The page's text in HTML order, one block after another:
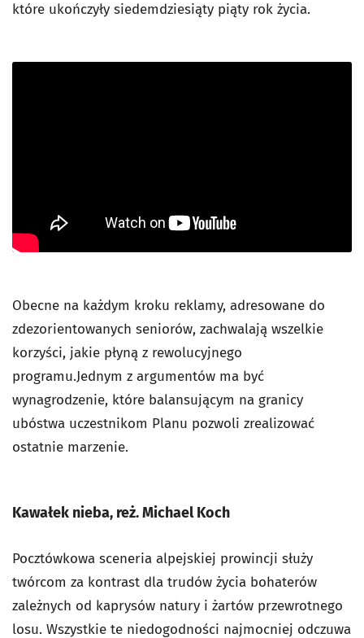
które ukończyły siedemdziesiąty piąty rok życia.
Obecne na każdym kroku reklamy, adresowane do
zdezorientowanych seniorów, zachwalają wszelkie
korzyści, jakie płyną z rewolucyjnego
programu.Jednym z argumentów ma być
wynagrodzenie, które balansującym na granicy
ubóstwa uczestnikom Planu pozwoli zrealizować
ostatnie marzenie.
Kawałek nieba, reż. Michael Koch
Pocztówkowa sceneria alpejskiej prowincji służy
twórcom za kontrast dla trudów życia bohaterów
zależnych od kaprysów natury i żartów przewrotnego
losu. Wszystkie te niedogodności najmocniej odczuwa